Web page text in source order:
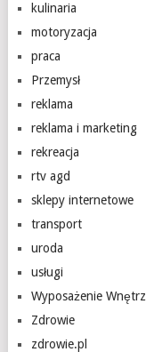
kulinaria
motoryzacja
praca
Przemysł
reklama
reklama i marketing
rekreacja
rtv agd
sklepy internetowe
transport
uroda
usługi
Wyposażenie Wnętrz
Zdrowie
zdrowie.pl